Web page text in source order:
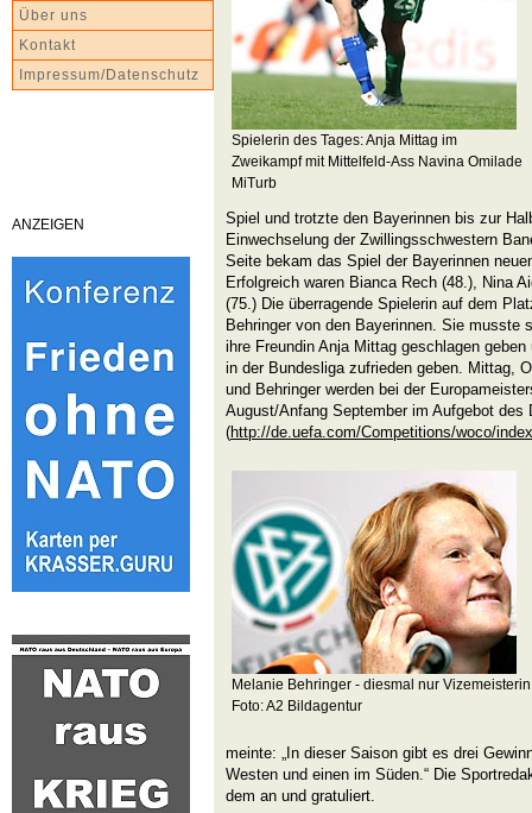
Über uns
Kontakt
Impressum/Datenschutz
ANZEIGEN
Spielerin des Tages: Anja Mittag im
Zweikampf mit Mittelfeld-Ass Navina Omilade
MiTurb
Spiel und trotzte den Bayerinnen bis zur
Einwechselung der Zwillingsschwestern
Seite bekam das Spiel der Bayerinnen
Erfolgreich waren Bianca Rech (48.), Nina
(75.) Die überragende Spielerin auf dem
Behringer von den Bayerinnen. Sie musste
ihre Freundin Anja Mittag geschlagen
in der Bundesliga zufrieden geben. Mittag,
und Behringer werden bei der
August/Anfang September im Aufgebot des
(http://de.uefa.com/Competitions/woco/
Melanie Behringer - diesmal nur Vizemeisterin
Foto: A2 Bildagentur
meinte: „In dieser Saison gibt es drei
Westen und einen im Süden.“ Die
dem an und gratuliert.